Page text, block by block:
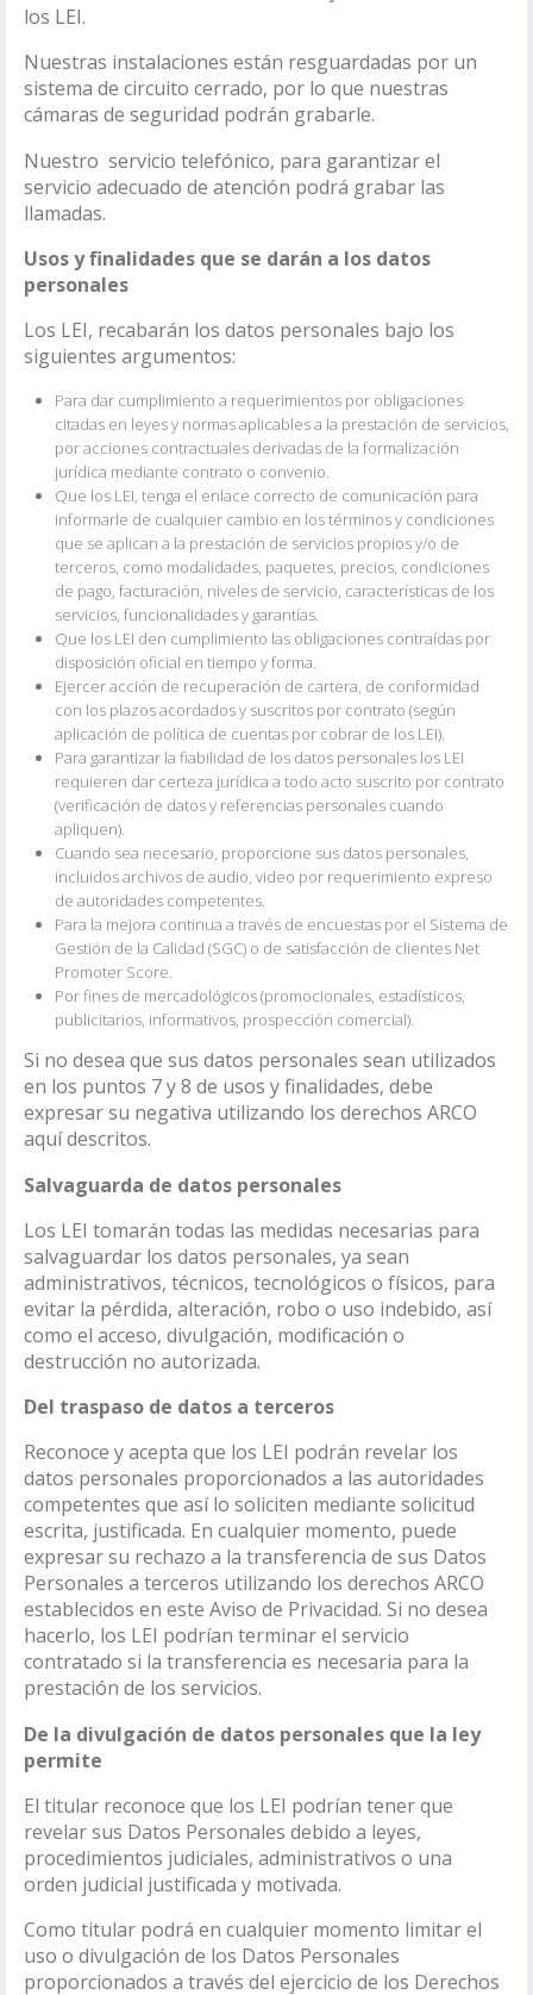
los LEI.
Nuestras instalaciones están resguardadas por un
sistema de circuito cerrado, por lo que nuestras
cámaras de seguridad podrán grabarle.
Nuestro servicio telefónico, para garantizar el
servicio adecuado de atención podrá grabar las
llamadas.
Usos y finalidades que se darán a los datos
personales
Los LEI, recabarán los datos personales bajo los
siguientes argumentos:
Para dar cumplimiento a requerimientos por obligaciones
citadas en leyes y normas aplicables a la prestación de servicios,
por acciones contractuales derivadas de la formalización
jurídica mediante contrato o convenio.
Que los LEI, tenga el enlace correcto de comunicación para
informarle de cualquier cambio en los términos y condiciones
que se aplican a la prestación de servicios propios y/o de
terceros, como modalidades, paquetes, precios, condiciones
de pago, facturación, niveles de servicio, características de los
servicios, funcionalidades y garantías.
Que los LEI den cumplimiento las obligaciones contraídas por
disposición oficial en tiempo y forma.
Ejercer acción de recuperación de cartera, de conformidad
con los plazos acordados y suscritos por contrato (según
aplicación de política de cuentas por cobrar de los LEI).
Para garantizar la fiabilidad de los datos personales los LEI
requieren dar certeza jurídica a todo acto suscrito por contrato
(verificación de datos y referencias personales cuando
apliquen).
Cuando sea necesario, proporcione sus datos personales,
incluidos archivos de audio, video por requerimiento expreso
de autoridades competentes.
Para la mejora continua a través de encuestas por el Sistema de
Gestión de la Calidad (SGC) o de satisfacción de clientes Net
Promoter Score.
Por fines de mercadológicos (promocionales, estadísticos,
publicitarios, informativos, prospección comercial).
Si no desea que sus datos personales sean utilizados
en los puntos 7 y 8 de usos y finalidades, debe
expresar su negativa utilizando los derechos ARCO
aquí descritos.
Salvaguarda de datos personales
Los LEI tomarán todas las medidas necesarias para
salvaguardar los datos personales, ya sean
administrativos, técnicos, tecnológicos o físicos, para
evitar la pérdida, alteración, robo o uso indebido, así
como el acceso, divulgación, modificación o
destrucción no autorizada.
Del traspaso de datos a terceros
Reconoce y acepta que los LEI podrán revelar los
datos personales proporcionados a las autoridades
competentes que así lo soliciten mediante solicitud
escrita, justificada. En cualquier momento, puede
expresar su rechazo a la transferencia de sus Datos
Personales a terceros utilizando los derechos ARCO
establecidos en este Aviso de Privacidad. Si no desea
hacerlo, los LEI podrían terminar el servicio
contratado si la transferencia es necesaria para la
prestación de los servicios.
De la divulgación de datos personales que la ley
permite
El titular reconoce que los LEI podrían tener que
revelar sus Datos Personales debido a leyes,
procedimientos judiciales, administrativos o una
orden judicial justificada y motivada.
Como titular podrá en cualquier momento limitar el
uso o divulgación de los Datos Personales
proporcionados a través del ejercicio de los Derechos